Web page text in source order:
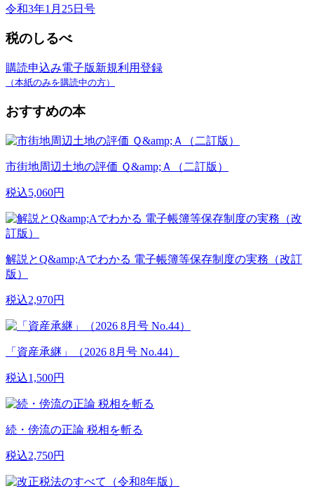
令和3年1月25日号
税のしるべ
購読申込み電子版新規利用登録
（本紙のみを購読中の方）
おすすめの本
市街地周辺土地の評価 Ｑ&amp;Ａ（二訂版）
税込5,060円
解説とQ&amp;Aでわかる 電子帳簿等保存制度の実務（改訂
版）
税込2,970円
「資産承継」（2026 8月号 No.44）
税込1,500円
続・傍流の正論 税相を斬る
税込2,750円